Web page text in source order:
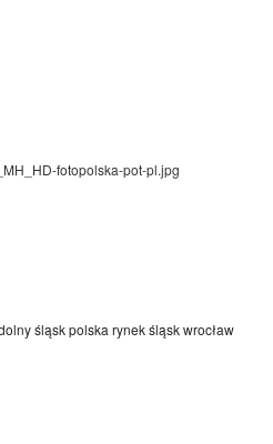
fotopolska-pot-pl.jpg
śląskpolska rynekśląskwrocław